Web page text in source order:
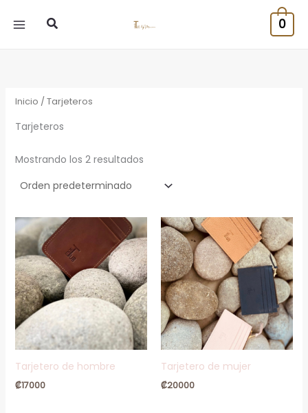
Buscar 0
Inicio / Tarjeteros
Tarjeteros
Mostrando los 2 resultados
Tarjetero de hombre
₡17000
Tarjetero de mujer
₡20000